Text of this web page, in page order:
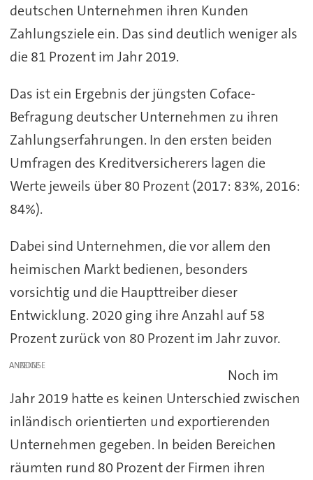
deutschen Unternehmen ihren Kunden
Zahlungsziele ein. Das sind deutlich weniger als
die 81 Prozent im Jahr 2019.
Das ist ein Ergebnis der jüngsten Coface-
Befragung deutscher Unternehmen zu ihren
Zahlungserfahrungen. In den ersten beiden
Umfragen des Kreditversicherers lagen die
Werte jeweils über 80 Prozent (2017: 83%, 2016:
84%).
Dabei sind Unternehmen, die vor allem den
heimischen Markt bedienen, besonders
vorsichtig und die Haupttreiber dieser
Entwicklung. 2020 ging ihre Anzahl auf 58
Prozent zurück von 80 Prozent im Jahr zuvor.
ANZEIGE
Noch im
Jahr 2019 hatte es keinen Unterschied zwischen
inländisch orientierten und exportierenden
Unternehmen gegeben. In beiden Bereichen
räumten rund 80 Prozent der Firmen ihren